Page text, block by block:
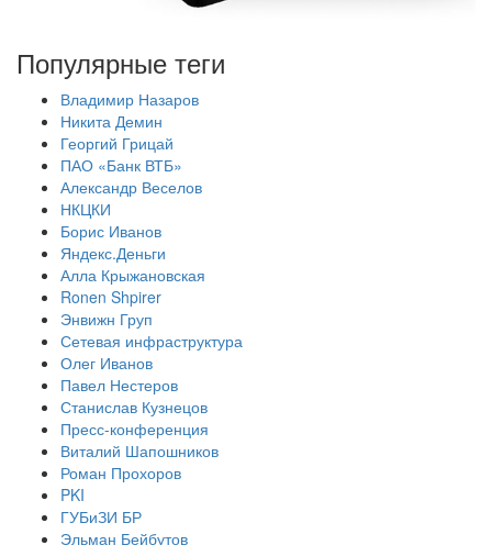
Популярные теги
Владимир Назаров
Никита Демин
Георгий Грицай
ПАО «Банк ВТБ»
Александр Веселов
НКЦКИ
Борис Иванов
Яндекс.Деньги
Алла Крыжановская
Ronen Shpirer
Энвижн Груп
Сетевая инфраструктура
Олег Иванов
Павел Нестеров
Станислав Кузнецов
Пресс-конференция
Виталий Шапошников
Роман Прохоров
PKI
ГУБиЗИ БР
Эльман Бейбутов